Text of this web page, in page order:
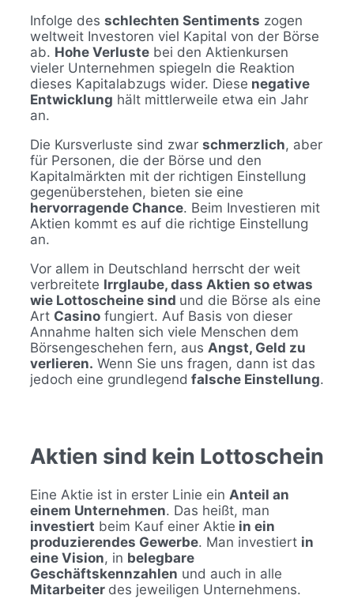
Infolge des schlechten Sentiments zogen
weltweit Investoren viel Kapital von der Börse
ab. Hohe Verluste bei den Aktienkursen
vieler Unternehmen spiegeln die Reaktion
dieses Kapitalabzugs wider. Diese negative
Entwicklung hält mittlerweile etwa ein Jahr
an.
Die Kursverluste sind zwar schmerzlich, aber
für Personen, die der Börse und den
Kapitalmärkten mit der richtigen Einstellung
gegenüberstehen, bieten sie eine
hervorragende Chance. Beim Investieren mit
Aktien kommt es auf die richtige Einstellung
an.
Vor allem in Deutschland herrscht der weit
verbreitete Irrglaube, dass Aktien so etwas
wie Lottoscheine sind und die Börse als eine
Art Casino fungiert. Auf Basis von dieser
Annahme halten sich viele Menschen dem
Börsengeschehen fern, aus Angst, Geld zu
verlieren. Wenn Sie uns fragen, dann ist das
jedoch eine grundlegend falsche Einstellung.
Aktien sind kein Lottoschein
Eine Aktie ist in erster Linie ein Anteil an
einem Unternehmen. Das heißt, man
investiert beim Kauf einer Aktie in ein
produzierendes Gewerbe. Man investiert in
eine Vision, in belegbare
Geschäftskennzahlen und auch in alle
Mitarbeiter des jeweiligen Unternehmens.